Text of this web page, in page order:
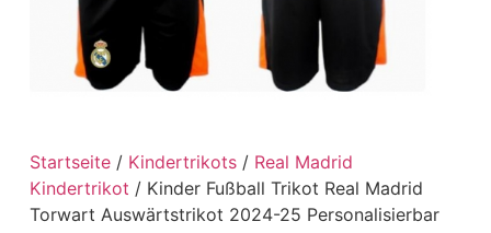
Startseite/ Kindertrikots/ Real Madrid
Kindertrikot / Kinder Fußball Trikot Real Madrid
Torwart Auswärtstrikot 2024-25 Personalisierbar